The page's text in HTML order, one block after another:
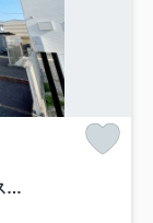
サニーウェル 刈谷市近郊の賃貸はクラスホーム刈谷店